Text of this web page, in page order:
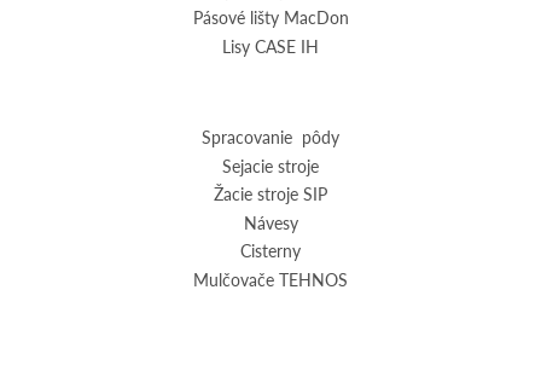
Pásové lišty MacDon
Lisy CASE IH
Spracovanie pôdy
Sejacie stroje
Žacie stroje SIP
Návesy
Cisterny
Mulčovače TEHNOS